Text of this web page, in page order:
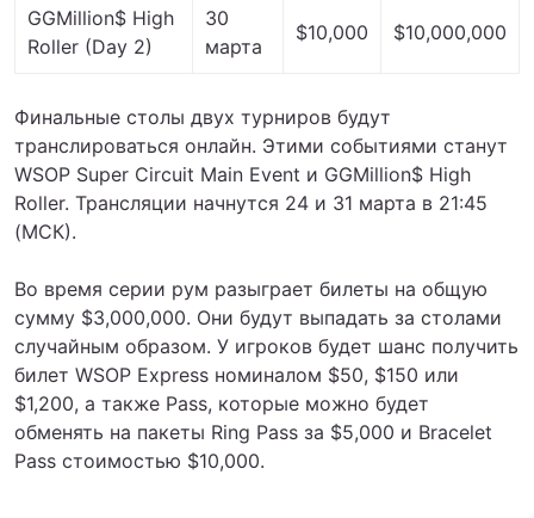
GGMillion$ High
Roller (Day 2)
30
марта
$10,000 $10,000,000
Финальные столы двух турниров будут
транслироваться онлайн. Этими событиями станут
WSOP Super Circuit Main Event и GGMillion$ High
Roller. Трансляции начнутся 24 и 31 марта в 21:45
(МСК).
Во время серии рум разыграет билеты на общую
сумму $3,000,000. Они будут выпадать за столами
случайным образом. У игроков будет шанс получить
билет WSOP Express номиналом $50, $150 или
$1,200, а также Pass, которые можно будет
обменять на пакеты Ring Pass за $5,000 и Bracelet
Pass стоимостью $10,000.